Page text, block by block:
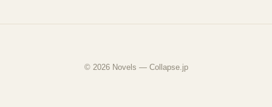
© 2026 Novels — Collapse.jp